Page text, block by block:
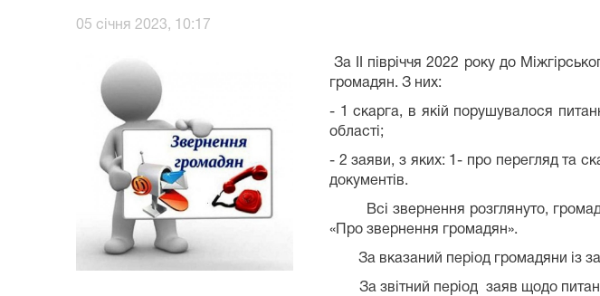
05 січня 2023, 10:17
За ІІ півріччя 2022 року до
громадян. З них:
- 1 скарга, в якій порушувалося
області;
- 2 заяви, з яких: 1- про перегляд та
документів.
Всі звернення розглянуто,
«Про звернення громадян».
За вказаний період громадяни із
За звітний період заяв щодо питань